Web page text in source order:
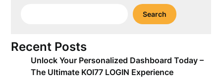
Search
Recent Posts
Unlock Your Personalized Dashboard Today –
The Ultimate KOI77 LOGIN Experience